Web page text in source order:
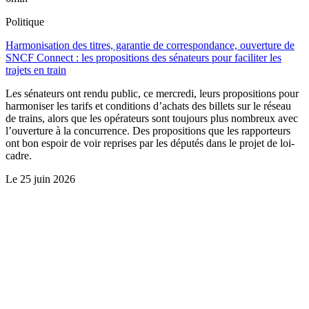
Politique
Harmonisation des titres, garantie de correspondance, ouverture de
SNCF Connect : les propositions des sénateurs pour faciliter les
trajets en train
Les sénateurs ont rendu public, ce mercredi, leurs propositions pour
harmoniser les tarifs et conditions d’achats des billets sur le réseau
de trains, alors que les opérateurs sont toujours plus nombreux avec
l’ouverture à la concurrence. Des propositions que les rapporteurs
ont bon espoir de voir reprises par les députés dans le projet de loi-
cadre.
Le 25 juin 2026